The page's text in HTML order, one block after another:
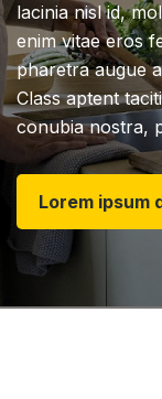
lacinia nisl id,
enim vitae eros
pharetra augue
Class aptent
conubia nostra,
Lorem ipsum